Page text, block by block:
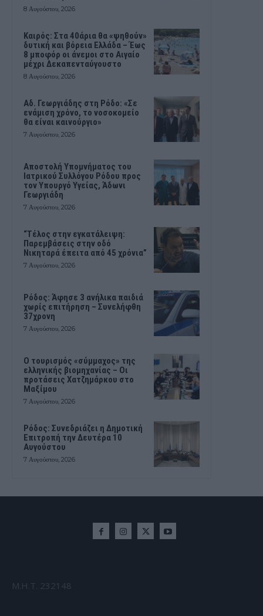
8 Αυγούστου, 2026
Καιρός: Στα 40άρια θα «ψηθούν»
δυτική και βόρεια Ελλάδα – Έως
8 μποφόρ οι άνεμοι στο Αιγαίο
μέχρι Δεκαπενταύγουστο
8 Αυγούστου, 2026
Αδ. Γεωργιάδης στη Ρόδο: «Σε
ενάμιση χρόνο, το νοσοκομείο
θα είναι καινούργιο»
7 Αυγούστου, 2026
Αποστολή Υπομνήματος του
Ιατρικού Συλλόγου Ρόδου προς
τον Υπουργό Υγείας, Άδωνι
Γεωργιάδη
7 Αυγούστου, 2026
“Τέλος στην εγκατάλειψη:
Παρεμβάσεις στην οδό
Νικηταρά έπειτα από 45 χρόνια”
7 Αυγούστου, 2026
Ρόδος: Άφησε 3 ανήλικα παιδιά
χωρίς επιτήρηση – Συνελήφθη
37χρονη
7 Αυγούστου, 2026
Ο τουρισμός «σύμμαχος» της
ελληνικής βιομηχανίας – Οι
προτάσεις Χατζημάρκου στο
Μαξίμου
7 Αυγούστου, 2026
Ρόδος: Συνεδριάζει η Δημοτική
Επιτροπή την Δευτέρα 10
Αυγούστου
7 Αυγούστου, 2026
Μ.Η.Τ. 232148